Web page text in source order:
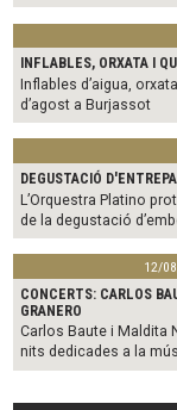
INFLABLES, ORXATA I
Inflables d’aigua,
d’agost a Burjassot
DEGUSTACIÓ
L’Orquestra Platino
de la degustació
12/
CONCERTS: CARLOS
GRANERO
Carlos Baute i Maldita
nits dedicades a la